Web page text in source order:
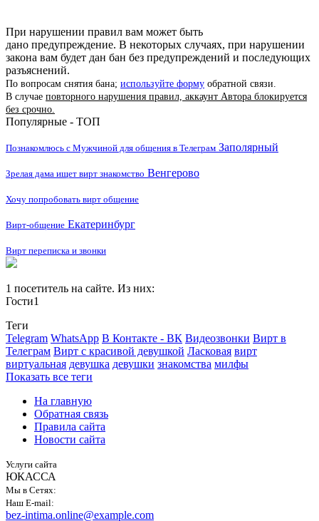
При нарушении правил вам может быть
дано предупреждение. В некоторых случаях, при нарушении
закона вам будет дан бан без предупреждений и последующих
разъяснений.
По вопросам снятия бана; используйте форму обратной связи.
В случае повторного нарушения правил, аккаунт Автора блокируется
без срочно.
Популярные - ТОП
Познакомлюсь с Мужчиной для общения в Телеграм Заполярный
Зрелая дама ищет вирт знакомство Венгерово
Хочу попробовать вирт общение
Вирт-общение Екатеринбург
Вирт переписка и звонки
1 посетитель на сайте. Из них:
Гости1
Теги
Telegram WhatsApp В Контакте - ВК Видеозвонки Вирт в
Телеграм Вирт с красивой девушкой Ласковая вирт
виртуальная девушка девушки знакомства милфы
Показать все теги
На главную
Обратная связь
Правила сайта
Новости сайта
Услуги сайта
ЮКАССА
Мы в Сетях:
Наш E-mail:
bez-intima.online@example.com